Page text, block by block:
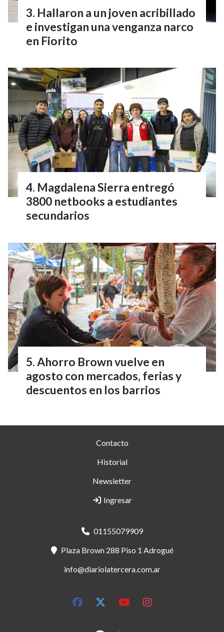
Hallaron a un joven acribillado
e investigan una venganza narco
en Fiorito
Magdalena Sierra entregó
3800 netbooks a estudiantes
secundarios
Ahorro Brown vuelve en
agosto con mercados, ferias y
descuentos en los barrios
Contacto
Historial
Newsletter
Ingresar
01155079909
Plaza Brown 288 Piso 1 Adrogué
info@diariolatercera.com.ar